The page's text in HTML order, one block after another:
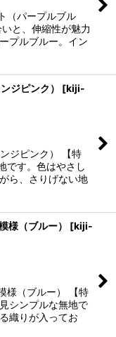
（パープルブル
と、伸縮性が魅力
プルブルー。イン
ジピンク） [kiji-
ジピンク） 【特
です。色はやさし
ら、さりげない地
様（ブルー） [kiji-
様（ブルー） 【特
シンプルな無地で
織りが入ってお